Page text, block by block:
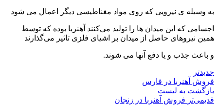
به وسیله ی نیرویی که روی مواد مغناطیسی ‌دیگر اعمال می شود
اجسامی که این میدان ها را تولید می‌کنند آهنربا بوده که توسط
همین نیروهای حاصل از میدان بر اشیای فلزی تاثیر می‌گذارند
و باعث جذب و یا دفع آنها می شوند.
جدیدتر
فروش آهنربا در فارس
بازگشت به لیست
قدیمی‌تر فروش آهنربا در زنجان